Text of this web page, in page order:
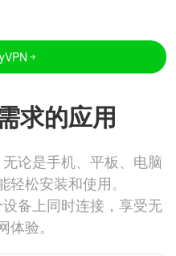
求的应用
论是手机、平板、电脑
松安装和使用。
备上同时连接，享受无
验。